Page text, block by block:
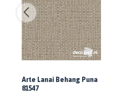
Arte Lanai Behang Puna
81547